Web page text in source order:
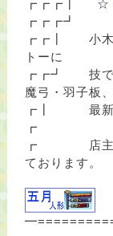
┏┏┏┃
☆
┏┏┏┛
┏┏┃ 小木人
トーに
┏┏┛ 技で応
魔弓・羽子板
┏┃ 最新情
┏
┏ 店主・ス
ております。